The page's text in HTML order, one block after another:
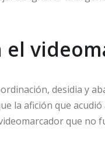
el
desidia y
la afición que
que no